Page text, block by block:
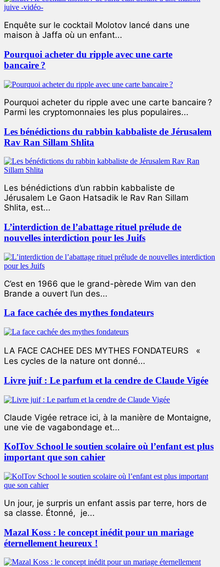
Enquête sur le cocktail Molotov lancé dans une
maison à Jaffa où un enfant...
Pourquoi acheter du ripple avec une carte
bancaire ?
Pourquoi acheter du ripple avec une carte bancaire ?
Parmi les cryptomonnaies les plus populaires...
Les bénédictions du rabbin kabbaliste de Jérusalem
Rav Ran Sillam Shlita
Les bénédictions d’un rabbin kabbaliste de
Jérusalem Le Gaon Hatsadik le Rav Ran Sillam
Shlita, est...
L’interdiction de l’abattage rituel prélude de
nouvelles interdiction pour les Juifs
C’est en 1966 que le grand-pèrede Wim van den
Brande a ouvert l’un des...
La face cachée des mythes fondateurs
LA FACE CACHEE DES MYTHES FONDATEURS «
Les cycles de la nature ont donné...
Livre juif : Le parfum et la cendre de Claude Vigée
Claude Vigée retrace ici, à la manière de Montaigne,
une vie de vagabondage et...
KolTov School le soutien scolaire où l’enfant est plus
important que son cahier
Un jour, je surpris un enfant assis par terre, hors de
sa classe. Étonné, je...
Mazal Koss : le concept inédit pour un mariage
éternellement heureux !